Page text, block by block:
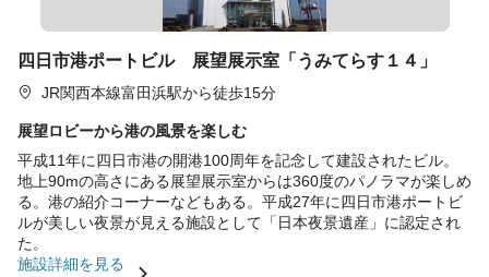
四日市港ポートビル 展望展示室「うみてらす１４」
JR関西本線富田浜駅から徒歩15分
展望ロビーから港の風景を楽しむ
平成11年に四日市港の開港100周年を記念して建設されたビル。
地上90mの高さにある展望展示室からは360度のパノラマが楽しめ
る。港の紹介コーナーなどもある。平成27年に四日市港ポートビ
ルが美しい夜景が見える施設として「日本夜景遺産」に認定され
た。
施設詳細を見る